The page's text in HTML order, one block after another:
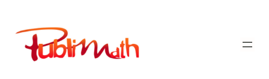
contenu
Publimath